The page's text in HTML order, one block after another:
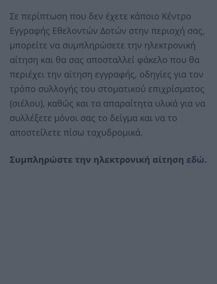
Σε περίπτωση που δεν έχετε κάποιο Κέντρο
Εγγραφής Εθελοντών Δοτών στην περιοχή σας,
μπορείτε να συμπληρώσετε την ηλεκτρονική
αίτηση και θα σας αποσταλλεί φάκελο που θα
περιέχει την αίτηση εγγραφής, οδηγίες για τον
τρόπο συλλογής του στοματικού επιχρίσματος
(σιέλου), καθώς και τα απαραίτητα υλικά για να
συλλέξετε μόνοι σας το δείγμα και να το
αποστείλετε πίσω ταχυδρομικά.
Συμπληρώστε την ηλεκτρονική αίτηση εδώ.